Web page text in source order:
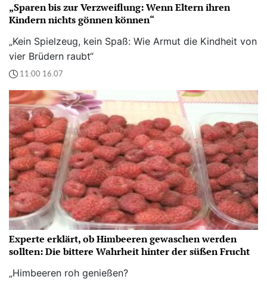
„Sparen bis zur Verzweiflung: Wenn Eltern ihren
Kindern nichts gönnen können“
„Kein Spielzeug, kein Spaß: Wie Armut die Kindheit von
vier Brüdern raubt“
11:00 16.07
Experte erklärt, ob Himbeeren gewaschen werden
sollten: Die bittere Wahrheit hinter der süßen Frucht
„Himbeeren roh genießen?